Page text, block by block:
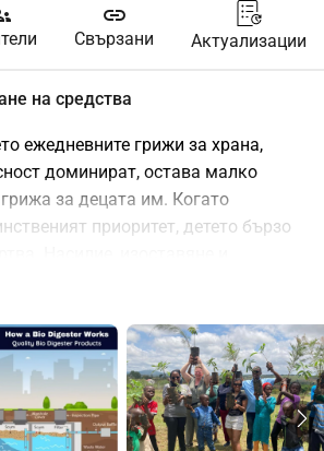
link
Свързани Актуализации
на средства
ежедневните грижи за храна,
доминират, остава малко
за децата им. Когато
приоритет, детето бързо
реалност за много деца. В
и правосъдната система,
доминира, предоставянето на
все пак точно там Фондация
всеки ден с отдаденост. С
и любов се опитваме да дадем на